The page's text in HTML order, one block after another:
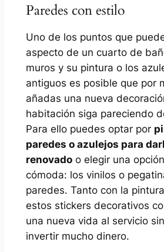
Paredes con estilo
Uno de los puntos que
aspecto de un cuarto de
muros y su pintura o los
antiguos es posible que por
añadas una nueva
habitación siga pareciendo
Para ello puedes optar por
paredes o azulejos para
renovadoo elegir una
cómoda: los vinilos o
paredes. Tanto con la
estos stickers decorativos
una nueva vida al servicio
invertir mucho dinero.